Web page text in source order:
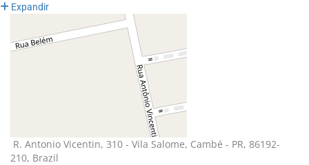
Expandir
R. Antonio Vicentin, 310 - Vila Salome, Cambé - PR, 86192-
210, Brazil